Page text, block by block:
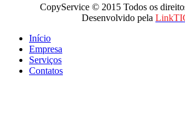
CopyService © 2015 Todos os
Desenvolvido pela
Início
Empresa
Serviços
Contatos